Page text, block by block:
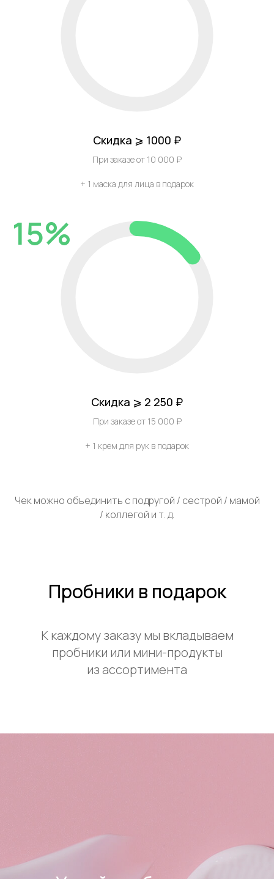
Скидка ⩾ 1000 ₽
При заказе от 10 000 ₽
+ 1 маска для лица в подарок
15%
Скидка ⩾ 2 250 ₽
При заказе от 15 000 ₽
+ 1 крем для рук в подарок
Чек можно объединить с подругой / сестрой / мамой
/ коллегой и т. д.
Пробники в подарок
К каждому заказу мы вкладываем
пробники или мини-продукты
из ассортимента